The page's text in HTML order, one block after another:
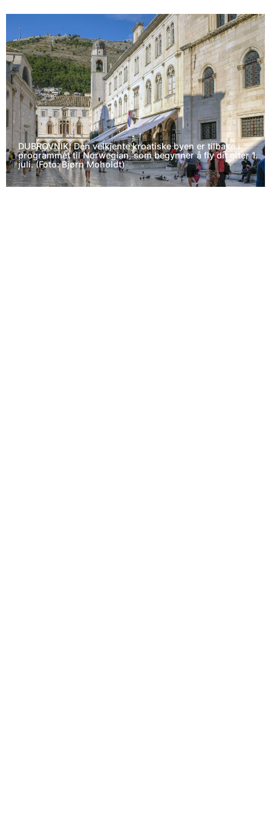
DUBROVNIK: Den velkjente kroatiske byen er tilbake i
programmet til Norwegian, som begynner å fly dit etter 1.
juli. (Foto: Bjørn Moholdt)